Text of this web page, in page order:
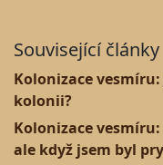
Související články
Kolonizace
kolonii?
Kolonizace
ale když jsem byl